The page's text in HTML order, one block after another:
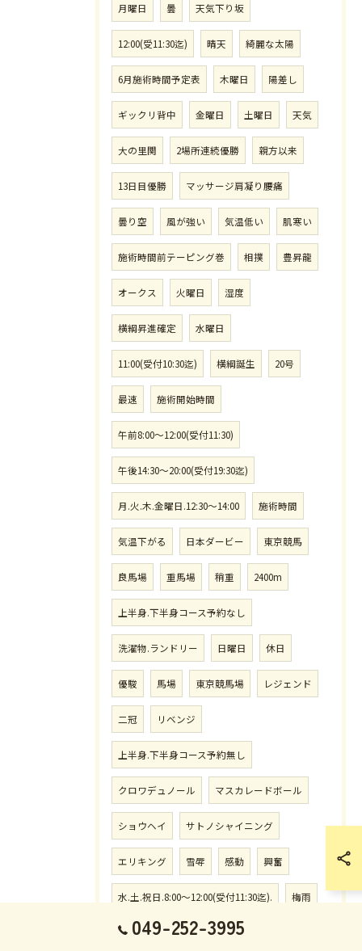
月曜日 曇 天気下り坂
12:00(受11:30迄) 晴天 綺麗な太陽
6月施術時間予定表 木曜日 陽差し
ギックリ背中 金曜日 土曜日 天気
大の里関 2場所連続優勝 親方以来
13日目優勝 マッサージ肩凝り腰痛
曇り空 風が強い 気温低い 肌寒い
施術時間前テーピング巻 相撲 豊昇龍
オークス 火曜日 湿度
横綱昇進確定 水曜日
11:00(受付10:30迄) 横綱誕生 20号
最速 施術開始時間
午前8:00〜12:00(受付11:30)
午後14:30〜20:00(受付19:30迄)
月.火.木.金曜日.12:30〜14:00 施術時間
気温下がる 日本ダービー 東京競馬
良馬場 重馬場 稍重 2400m
上半身.下半身コース予約なし
洗濯物.ランドリー 日曜日 休日
優駿 馬場 東京競馬場 レジェンド
二冠 リベンジ
上半身.下半身コース予約無し
クロワデュノール マスカレードボール
ショウヘイ サトノシャイニング
エリキング 雪辱 感動 興奮
水.土.祝日.8:00〜12:00(受付11:30迄). 梅雨
月.火.木.金曜.12:30〜14:00迄
049-252-3995